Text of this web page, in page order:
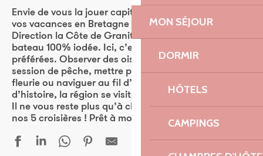
MON SÉJOUR
DORMIR
HÔTELS
CAMPINGS
Envie de vous la jouer capitaine Haddock pendant
vos vacances en Bretagne ? Tonnerre de Brest !
Direction la Côte de Granit Rose pour une balade en
bateau 100% iodée. Ici, c’est l’une de nos activités
préférées. Observer des oiseaux marins en pleine
session de pêche, mettre pied à terre sur une île
fleurie ou naviguer au fil d’une rivière chargée
d’histoire, la région se visite aussi (et surtout) en mer.
Il ne vous reste plus qu’à choisir votre itinéraire parmi
nos 5 croisières ! Prêt à monter à bord ?